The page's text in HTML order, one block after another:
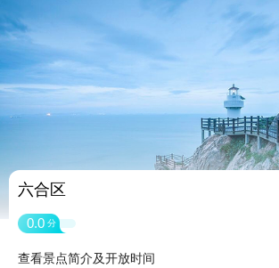
六合区
0.0 分
查看景点简介及开放时间
